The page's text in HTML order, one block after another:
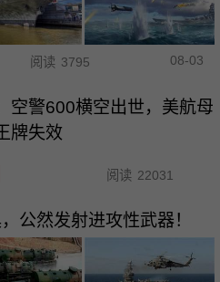
阅读 3795 08-03
空警600横空出世，美航母
牌失效
阅读 22031
公然发射进攻性武器！